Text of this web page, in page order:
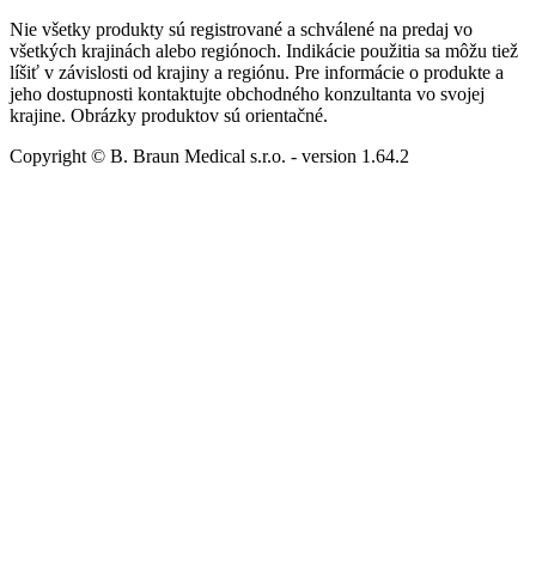
Nie všetky produkty sú registrované a schválené na predaj vo
všetkých krajinách alebo regiónoch. Indikácie použitia sa môžu tiež
líšiť v závislosti od krajiny a regiónu. Pre informácie o produkte a
jeho dostupnosti kontaktujte obchodného konzultanta vo svojej
krajine. Obrázky produktov sú orientačné.
Copyright © B. Braun Medical s.r.o. - version 1.64.2